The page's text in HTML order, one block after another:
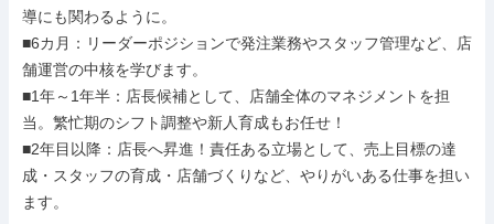
導にも関わるように。
■6カ月：リーダーポジションで発注業務やスタッフ管理など、店
舗運営の中核を学びます。
■1年～1年半：店長候補として、店舗全体のマネジメントを担
当。繁忙期のシフト調整や新人育成もお任せ！
■2年目以降：店長へ昇進！責任ある立場として、売上目標の達
成・スタッフの育成・店舗づくりなど、やりがいある仕事を担い
ます。